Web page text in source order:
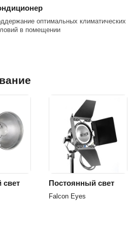
оптимальных климатических
в помещении
Постоянный свет
Falcon Eyes